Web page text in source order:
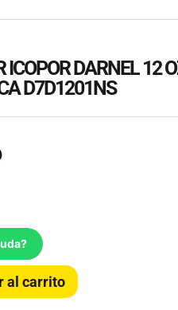
ICOPOR DARNEL 12
D7D1201NS
al carrito